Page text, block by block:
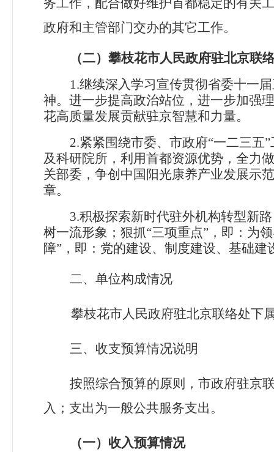
务工作，配合做好维护首都稳定的有关
政府和主管部门交办的其它工作。
（二）攀枝花市人民政府驻北京联
1.继续深入学习宣传贯彻省委十一
神。进一步提高政治站位，进一步加强
花高质量发展贡献驻京智慧和力量。
2.紧紧围绕市委、市政府“一二三五
及科研院所，利用首都资源优势，全力
关部委，争创中国阳光康养产业发展示
章。
3.积极探索新时代驻外机构转型新
树一流形象；狠抓“三项重点”，即：为
障”，即：党的建设、制度建设、基础
二、单位构成情况
攀枝花市人民政府驻北京联络处下
三、收支预算情况说明
按照综合预算的原则，市政府驻京
入；支出为一般公共服务支出。
（一）收入预算情况